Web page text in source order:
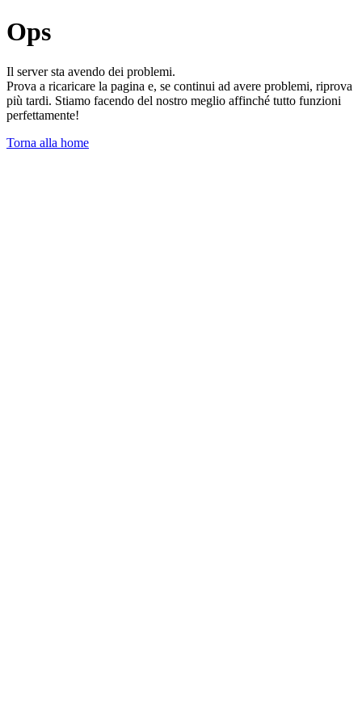
Ops
Il server sta avendo dei problemi.
Prova a ricaricare la pagina e, se continui ad avere problemi, riprova
più tardi. Stiamo facendo del nostro meglio affinché tutto funzioni
perfettamente!
Torna alla home